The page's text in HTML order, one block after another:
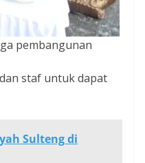
pembangunan
staf untuk dapat
Sulteng di